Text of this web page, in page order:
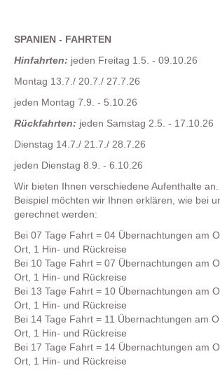
SPANIEN - FAHRTEN
Hinfahrten: jeden Freitag 1.5. - 09.10.26
Montag 13.7./ 20.7./ 27.7.26
jeden Montag 7.9. - 5.10.26
Rückfahrten: jeden Samstag 2.5. - 17.10.26
Dienstag 14.7./ 21.7./ 28.7.26
jeden Dienstag 8.9. - 6.10.26
Wir bieten Ihnen verschiedene Aufenthalte
Beispiel möchten wir Ihnen erklären, wie bei
gerechnet werden:
Bei 07 Tage Fahrt = 04 Übernachtungen am
Ort, 1 Hin- und Rückreise
Bei 10 Tage Fahrt = 07 Übernachtungen am
Ort, 1 Hin- und Rückreise
Bei 13 Tage Fahrt = 10 Übernachtungen am
Ort, 1 Hin- und Rückreise
Bei 14 Tage Fahrt = 11 Übernachtungen am
Ort, 1 Hin- und Rückreise
Bei 17 Tage Fahrt = 14 Übernachtungen am
Ort, 1 Hin- und Rückreise